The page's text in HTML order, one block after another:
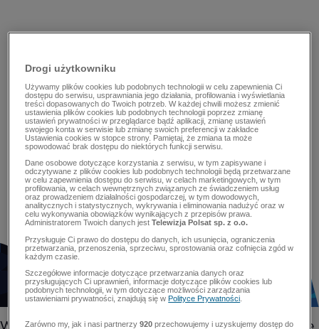
Drogi użytkowniku
Używamy plików cookies lub podobnych technologii w celu zapewnienia Ci
dostępu do serwisu, usprawniania jego działania, profilowania i wyświetlania
treści dopasowanych do Twoich potrzeb. W każdej chwili możesz zmienić
ustawienia plików cookies lub podobnych technologii poprzez zmianę
ustawień prywatności w przeglądarce bądź aplikacji, zmianę ustawień
swojego konta w serwisie lub zmianę swoich preferencji w zakładce
Ustawienia cookies w stopce strony. Pamiętaj, że zmiana ta może
spowodować brak dostępu do niektórych funkcji serwisu.
Dane osobowe dotyczące korzystania z serwisu, w tym zapisywane i
odczytywane z plików cookies lub podobnych technologii będą przetwarzane
w celu zapewnienia dostępu do serwisu, w celach marketingowych, w tym
profilowania, w celach wewnętrznych związanych ze świadczeniem usług
oraz prowadzeniem działalności gospodarczej, w tym dowodowych,
analitycznych i statystycznych, wykrywania i eliminowania nadużyć oraz w
celu wykonywania obowiązków wynikających z przepisów prawa.
Administratorem Twoich danych jestTelewizja Polsat sp. z o.o.
Przysługuje Ci prawo do dostępu do danych, ich usunięcia, ograniczenia
przetwarzania, przenoszenia, sprzeciwu, sprostowania oraz cofnięcia zgód w
każdym czasie.
Szczegółowe informacje dotyczące przetwarzania danych oraz
przysługujących Ci uprawnień, informacje dotyczące plików cookies lub
podobnych technologii, w tym dotyczące możliwości zarządzania
ustawieniami prywatności, znajdują się wPolityce Prywatności
Zarówno my, jak i nasi partnerzy920 przechowujemy i uzyskujemy dostęp do